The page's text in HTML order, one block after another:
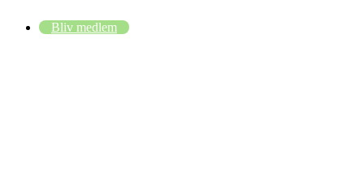
Bliv medlem